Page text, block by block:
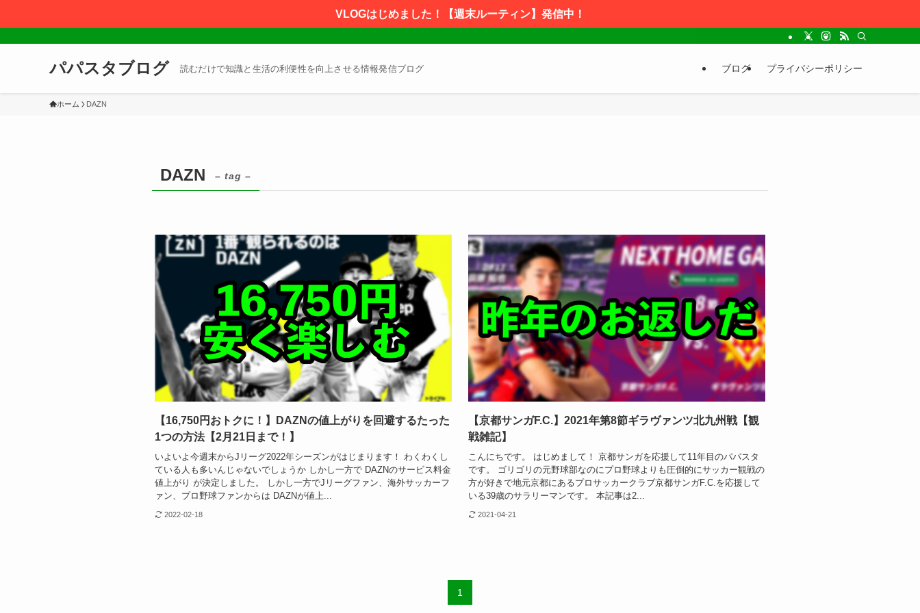
VLOGはじめました！【週末ルーティン】発信中！
パパスタブログ 読むだけで知識と生活の利便性を向上させる情報発信ブログ ブログ プライバシーポリシー
ホーム DAZN
DAZN – tag –
【16,750円おトクに！】DAZNの値上がりを回避するたった
1つの方法【2月21日まで！】
いよいよ今週末からJリーグ2022年シーズンがはじまります！ わくわくし
ている人も多いんじゃないでしょうか しかし一方で DAZNのサービス料金
値上がり が決定しました。 しかし一方でJリーグファン、海外サッカーフ
ァン、プロ野球ファンからは DAZNが値上...
2022-02-18
【京都サンガF.C.】2021年第8節ギラヴァンツ北九州戦【観
戦雑記】
こんにちです。 はじめまして！ 京都サンガを応援して11年目のパパスタ
です。 ゴリゴリの元野球部なのにプロ野球よりも圧倒的にサッカー観戦の
方が好きで地元京都にあるプロサッカークラブ京都サンガF.C.を応援して
いる39歳のサラリーマンです。 本記事は2...
2021-04-21
1